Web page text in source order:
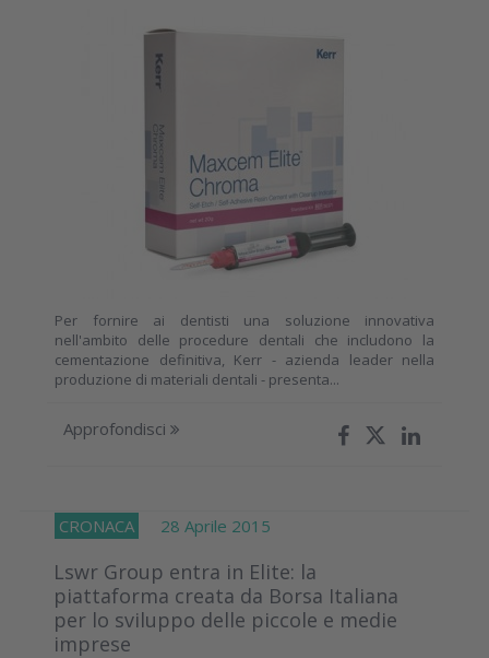
Per fornire ai dentisti una soluzione innovativa
nell'ambito delle procedure dentali che includono la
cementazione definitiva, Kerr - azienda leader nella
produzione di materiali dentali - presenta...
Approfondisci
CRONACA 28 Aprile 2015
Lswr Group entra in Elite: la
piattaforma creata da Borsa Italiana
per lo sviluppo delle piccole e medie
imprese